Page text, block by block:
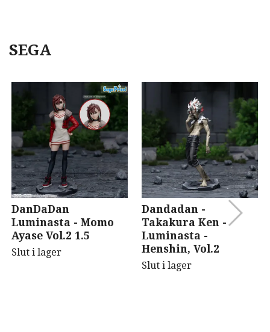
SEGA
DanDaDan
Luminasta - Momo
Ayase Vol.2 1.5
Slut i lager
Dandadan -
Takakura Ken -
Luminasta -
Henshin, Vol.2
Slut i lager